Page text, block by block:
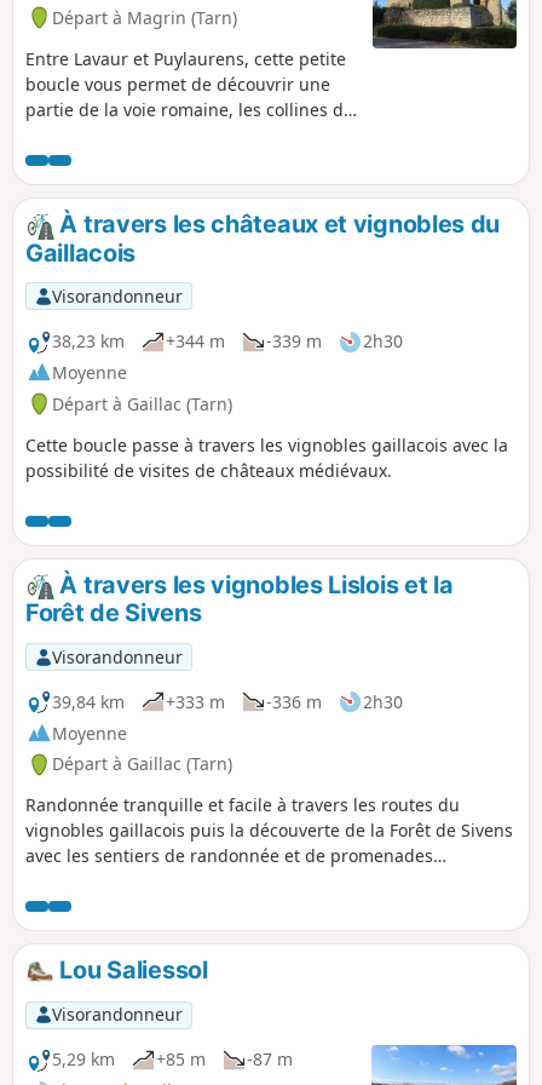
Tourisme Centre Tarn. Voir § Infos
pratiques.
Départ à Magrin (Tarn)
Entre Lavaur et Puylaurens, cette petite
boucle vous permet de découvrir une
partie de la voie romaine, les collines du
que le Château de Magrin.
À travers les châteaux et vignobles du
Gaillacois
Visorandonneur
38,23 km
+344 m -339 m
2h30
Moyenne
Départ à Gaillac (Tarn)
Cette boucle passe à travers les vignobles gaillacois avec la
possibilité de visites de châteaux médiévaux.
À travers les vignobles Lislois et la
Forêt de Sivens
Visorandonneur
39,84 km
+333 m -336 m
2h30
Moyenne
Départ à Gaillac (Tarn)
Randonnée tranquille et facile à travers les routes du
vignobles gaillacois puis la découverte de la Forêt de Sivens
avec les sentiers de randonnée et de promenades
Lou Saliessol
Visorandonneur
5,29 km
+85 m
-87 m